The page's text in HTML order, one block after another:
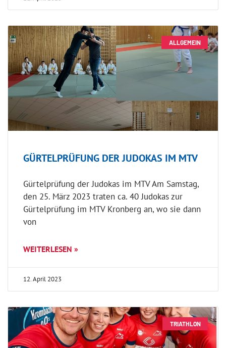
ALLGEMEIN
GÜRTELPRÜFUNG DER JUDOKAS IM MTV
Gürtelprüfung der Judokas im MTV Am Samstag,
den 25. März 2023 traten ca. 40 Judokas zur
Gürtelprüfung im MTV Kronberg an, wo sie dann
von
WEITERLESEN »
12. April 2023
TRIATHLON